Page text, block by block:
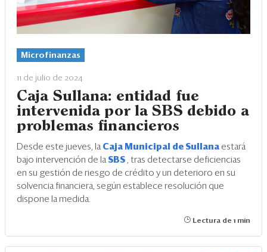
Microfinanzas
11 de julio de 2024
Caja Sullana: entidad fue
intervenida por la SBS debido a
problemas financieros
Desde este jueves, la Caja Municipal de Sullana estará
bajo intervención de la SBS , tras detectarse deficiencias
en su gestión de riesgo de crédito y un deterioro en su
solvencia financiera, según establece resolución que
dispone la medida.
Lectura de 1 min